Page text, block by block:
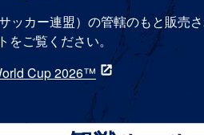
カー連盟）の管轄のもと販売さ
ご覧ください。
Cup 2026™ 別ウィンドウで開く